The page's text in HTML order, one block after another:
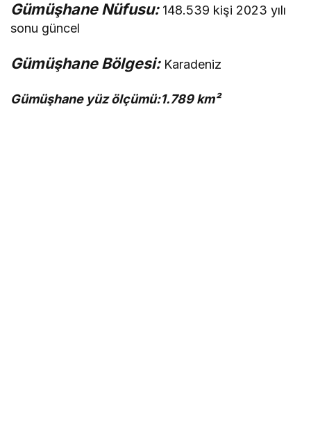
Gümüşhane Nüfusu:148.539 kişi 2023 yılı
sonu güncel
Gümüşhane Bölgesi:Karadeniz
Gümüşhane yüz ölçümü:1.789 km²